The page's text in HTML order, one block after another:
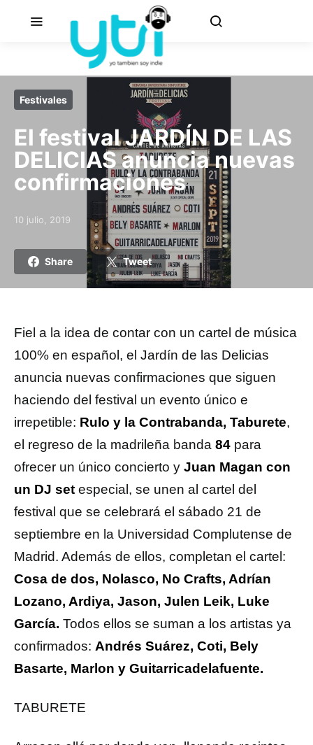
Festivales
El festival JARDÍN DE LAS
DELICIAS anuncia nuevas
confirmaciones
Posted on
10 julio, 2019
Share Tweet
Fiel a la idea de contar con un cartel de música
100% en español, el Jardín de las Delicias
anuncia nuevas confirmaciones que siguen
haciendo del festival un evento único e
irrepetible: Rulo y la Contrabanda, Taburete,
el regreso de la madrileña banda 84 para
ofrecer un único concierto y Juan Magan con
un DJ set especial, se unen al cartel del
festival que se celebrará el sábado 21 de
septiembre en la Universidad Complutense de
Madrid. Además de ellos, completan el cartel:
Cosa de dos, Nolasco, No Crafts, Adrían
Lozano, Ardiya, Jason, Julen Leik, Luke
García. Todos ellos se suman a los artistas ya
confirmados: Andrés Suárez, Coti, Bely
Basarte, Marlon y Guitarricadelafuente.
TABURETE